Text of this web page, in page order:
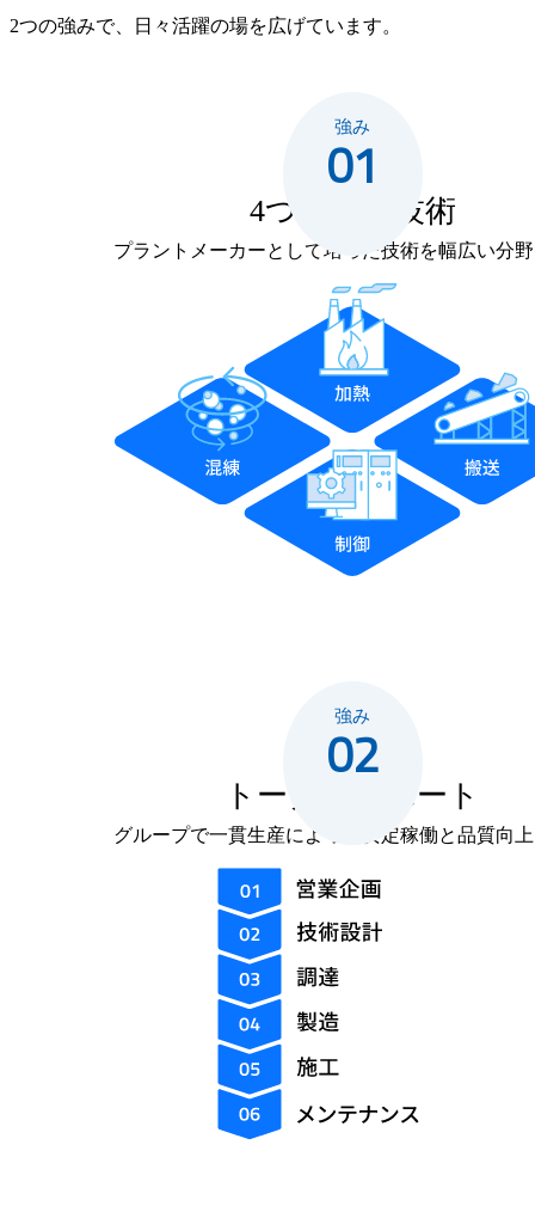
2つの強みで、日々活躍の場を広げています。
強み
01
4つのコア技術
プラントメーカーとして培った技術を幅広い分
強み
02
トータルサポート
グループで一貫生産によって安定稼働と品質向